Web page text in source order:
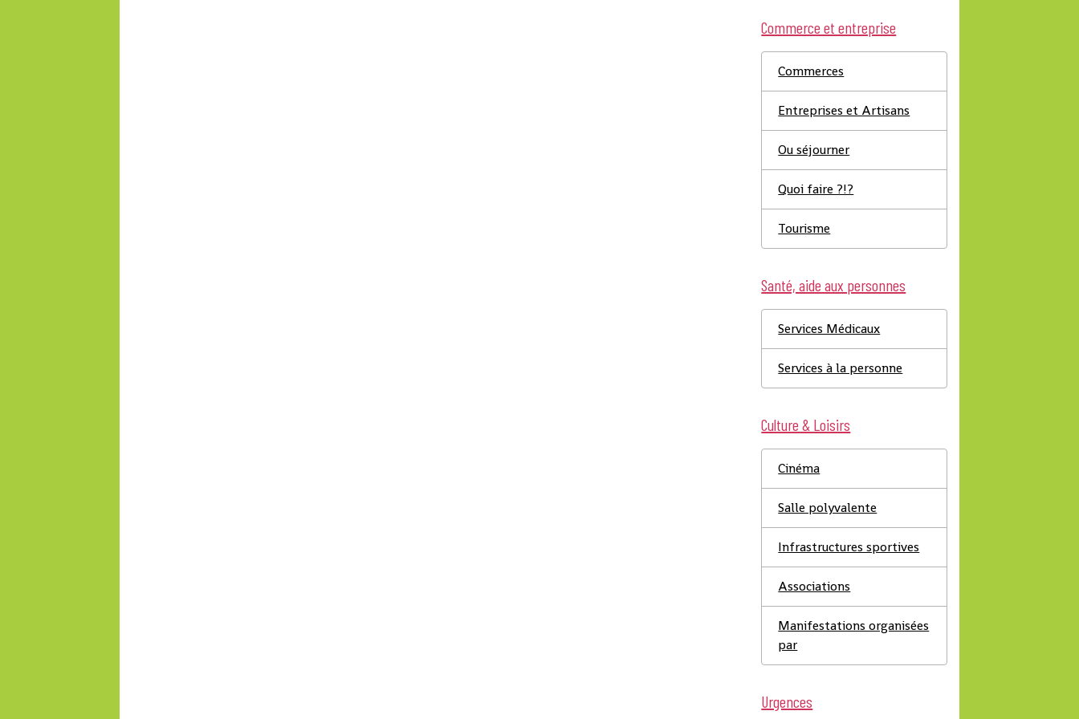
Commerce et entreprise
Commerces
Entreprises et Artisans
Ou séjourner
Quoi faire ?!?
Tourisme
Santé, aide aux personnes
Services Médicaux
Services à la personne
Culture & Loisirs
Cinéma
Salle polyvalente
Infrastructures sportives
Associations
Manifestations organisées
par
Urgences